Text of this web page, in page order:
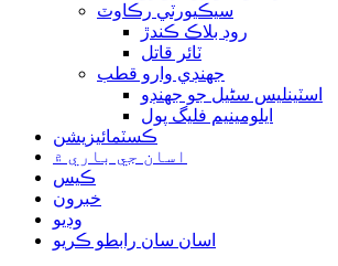
سيڪيورٽي رڪاوٽ
روڊ بلاڪ ڪندڙ
ٽائر قاتل
جهنڊي وارو قطب
اسٽينلیس سٹیل جو جھنڊو
ايلومينيم فليگ پول
ڪسٽمائيزيشن
اسان جي باري ۾
ڪيس
خبرون
وڊيو
اسان سان رابطو ڪريو